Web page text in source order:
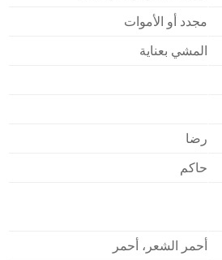
مجدد أو الأموات
المشي بعناية
رضا
حاكم
أحمر الشعر، أحمر